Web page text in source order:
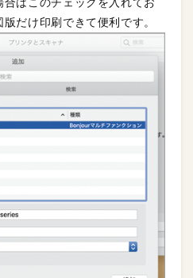
はこのチェックを入れてお
だけ印刷できて便利です。